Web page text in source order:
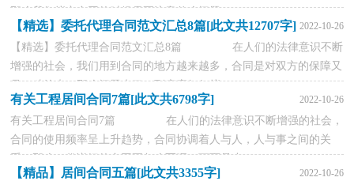
那么我们拟定合同的时候需要注意什么问题...
【精选】委托代理合同范文汇总8篇[此文共12707字] 2022-10-26
【精选】委托代理合同范文汇总8篇 在人们的法律意识不断
增强的社会，我们用到合同的地方越来越多，合同是对双方的保障又
是一种约束。那么问题来了，到底应如何拟...
有关工程居间合同7篇[此文共6798字] 2022-10-26
有关工程居间合同7篇 在人们的法律意识不断增强的社会，
合同的使用频率呈上升趋势，合同协调着人与人，人与事之间的关
系。那么一份详细的合同要怎么写呢？下面是小...
【精品】居间合同五篇[此文共3355字] 2022-10-26